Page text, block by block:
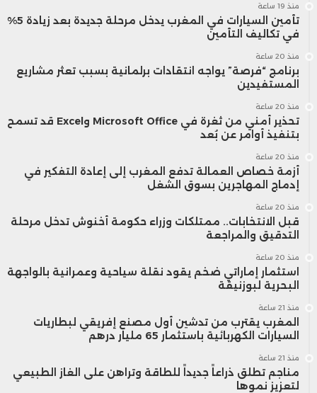
منذ 19 ساعة
تأمين السيارات في المغرب يدخل مرحلة جديدة بعد زيادة 5%
في تكاليف التأمين
منذ 20 ساعة
برنامج “فرصة” يواجه انتقادات برلمانية بسبب تعثر مشاريع
المستفيدين
منذ 20 ساعة
تحذير أمني من ثغرة في Microsoft Office وExcel قد تسمح
بتنفيذ أوامر عن بُعد
منذ 20 ساعة
أزمة خصاص العمالة تدفع المغرب إلى إعادة التفكير في
إدماج المهاجرين بسوق الشغل
منذ 20 ساعة
قبل الانتخابات.. ممتلكات وزراء حكومة أخنوش تدخل مرحلة
التدقيق والمراجعة
منذ 20 ساعة
استثمار إماراتي ضخم يقود نقلة سياحية وعمرانية بالواجهة
البحرية لبوزنيقة
منذ 21 ساعة
المغرب يقترب من تدشين أول مصنع إفريقي لبطاريات
السيارات الكهربائية باستثمار 65 مليار درهم
منذ 21 ساعة
مناجم تطلق ذراعاً جديداً للطاقة وتراهن على الغاز الطبيعي
لتعزيز نموها